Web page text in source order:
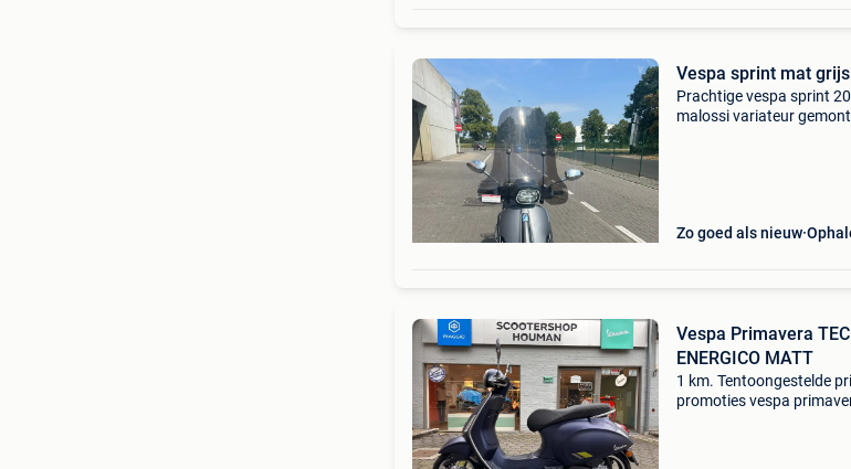
Vespa sprint mat grijs
Prachtige vespa sprint
malossi variateur
Zo goed als nieuw
Vespa Primavera
ENERGICO MATT
1 km. Tentoongestelde
promoties vespa